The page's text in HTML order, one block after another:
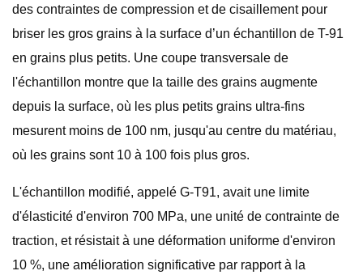
des contraintes de compression et de cisaillement pour
briser les gros grains à la surface d’un échantillon de T-91
en grains plus petits. Une coupe transversale de
l'échantillon montre que la taille des grains augmente
depuis la surface, où les plus petits grains ultra-fins
mesurent moins de 100 nm, jusqu'au centre du matériau,
où les grains sont 10 à 100 fois plus gros.
L'échantillon modifié, appelé G-T91, avait une limite
d'élasticité d'environ 700 MPa, une unité de contrainte de
traction, et résistait à une déformation uniforme d'environ
10 %, une amélioration significative par rapport à la